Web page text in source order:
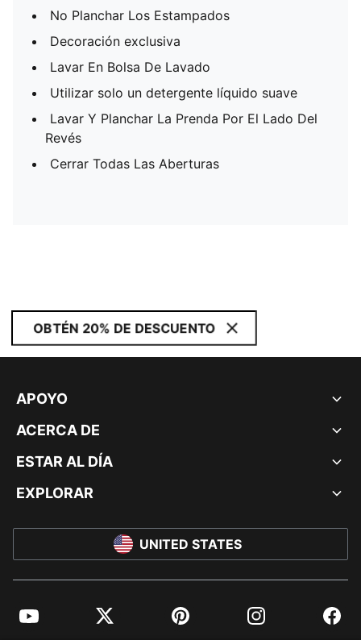
No Planchar Los Estampados
Decoración exclusiva
Lavar En Bolsa De Lavado
Utilizar solo un detergente líquido suave
Lavar Y Planchar La Prenda Por El Lado Del
Revés
Cerrar Todas Las Aberturas
OBTÉN 20% DE DESCUENTO
APOYO
ACERCA DE
ESTAR AL DÍA
EXPLORAR
UNITED STATES
YouTube Twitter Pinterest Instagram